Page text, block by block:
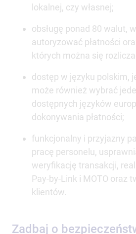
lokalnej, czy własnej;
obsługę ponad 80 walut,
autoryzować płatności
których można się
dostęp w języku polskim,
może również wybrać
dostępnych języków
dokonywania płatności;
funkcjonalny i przyjazny
pracę personelu,
weryfikację transakcji,
Pay-by-Link i MOTO oraz
klientów.
Zadbaj o